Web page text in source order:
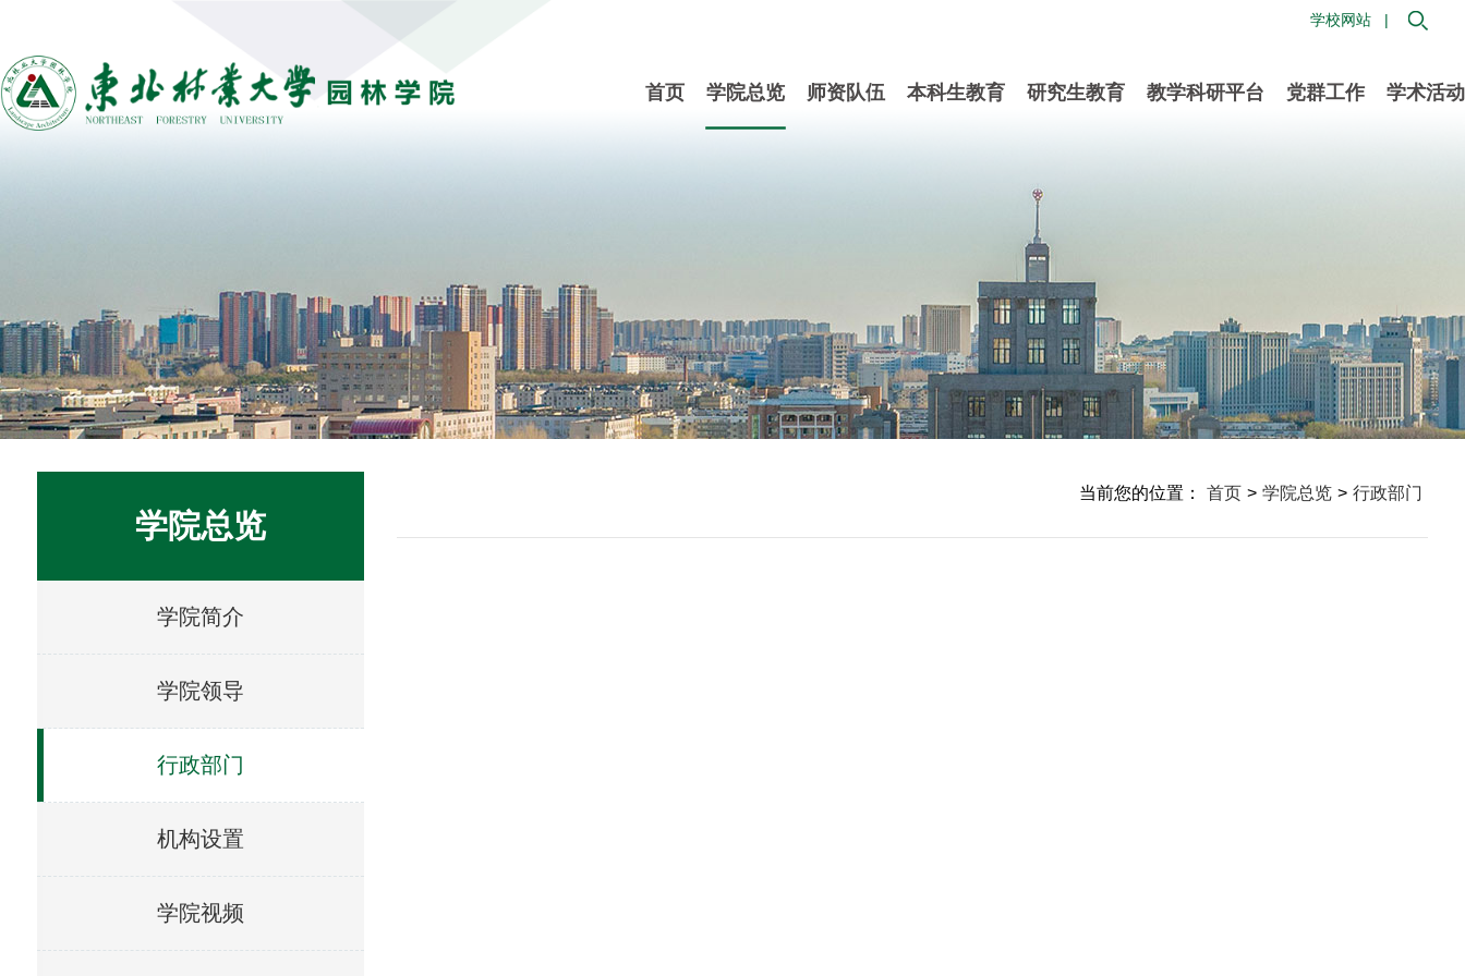
学校网站 |
首页 学院总览 师资队伍 本科生教育 研究生教育 教学科研平台 党群工作 学术活动
学院总览
学院简介
学院领导
行政部门
机构设置
学院视频
当前您的位置： 首页 > 学院总览 > 行政部门